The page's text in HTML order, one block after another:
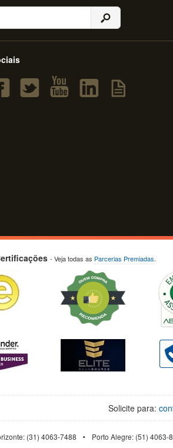
- Veja todas as Parcerias Premiadas.
Solicite para:
(31) 4063-7488
Porto Alegre: (51) 4063-